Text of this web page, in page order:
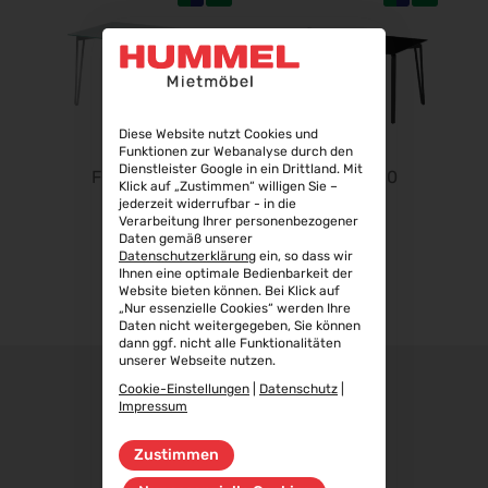
WindEnergy Hamburg 2026
22.09.2026 - 25.09.2026
Steuerberater Expo 2026
24.09.2026 - 24.09.2026
25.09.2026 - 26.09.2026
POWTECH 2026
29.09.2026 - 01.10.2026
IMAGING WORLD 2026
02.10.2026 - 04.10.2026
Expo Real 2026
05.10.2026 - 07.10.2026
VISION 2026
interbad 2026
Aluminium Düsseldorf 2026
06.10.2026 - 08.10.2026
FLASH II 120 FLASH II 160
Diese Website nutzt Cookies und
Funktionen zur Webanalyse durch den
Dienstleister Google in ein Drittland. Mit
Klick auf „Zustimmen“ willigen Sie –
jederzeit widerrufbar - in die
Verarbeitung Ihrer personenbezogener
Daten gemäß unserer
Datenschutzerklärung ein, so dass wir
Ihnen eine optimale Bedienbarkeit der
Website bieten können. Bei Klick auf
„Nur essenzielle Cookies“ werden Ihre
Daten nicht weitergegeben, Sie können
dann ggf. nicht alle Funktionalitäten
unserer Webseite nutzen.
Cookie-Einstellungen
Datenschutz
Impressum
Zustimmen